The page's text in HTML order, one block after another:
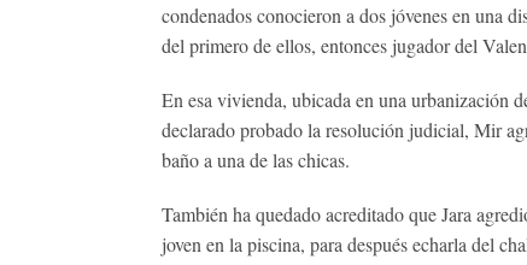
condenados conocieron a dos jóvenes en una
del primero de ellos, entonces jugador del
En esa vivienda, ubicada en una urbanización
declarado probado la resolución judicial, Mir
baño a una de las chicas.
También ha quedado acreditado que Jara
joven en la piscina, para después echarla del